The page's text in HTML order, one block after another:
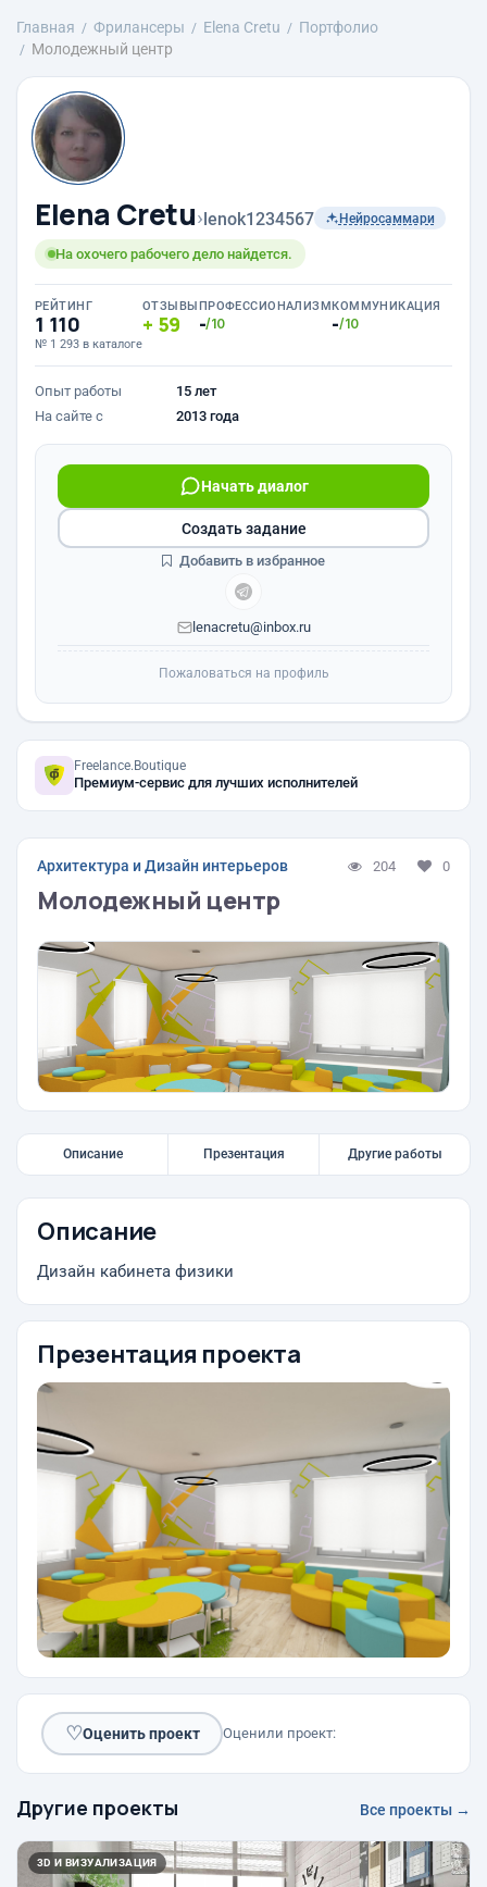
Главная Фрилансеры Elena Cretu
Портфолио
Молодежный центр
Elena Cretu›lenok1234567 Нейросаммари
На охочего рабочего дело найдется.
РЕЙТИНГ
1 110
№ 1 293 в каталоге
ОТЗЫВЫ
59
ПРОФЕССИОНАЛИЗМ
-/10
КОММУНИКАЦИЯ
-/10
Опыт работы
15 лет
На сайте с
2013 года
Начать диалог
lenacretu@inbox.ru
Создать задание
Добавить в избранное
Пожаловаться на профиль
Freelance.Boutique
Премиум-сервис для лучших исполнителей
Архитектура и Дизайн интерьеров 204 0
Молодежный центр
Описание Презентация Другие работы
Описание
Дизайн кабинета физики
Презентация проекта
♡Оценить проект Оценили проект:
Другие проекты Все проекты →
3D И ВИЗУАЛИЗАЦИЯ